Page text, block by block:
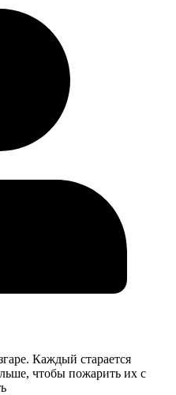
Каждый старается
чтобы пожарить их с